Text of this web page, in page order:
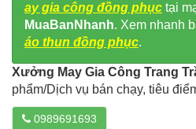
ay gia công đồng phục tại
MuaBanNhanh. Xem nhanh
áo thun đồng phục.
Xưởng May Gia Công Trang
phẩm/Dịch vụ bán chạy, tiêu
0989691693